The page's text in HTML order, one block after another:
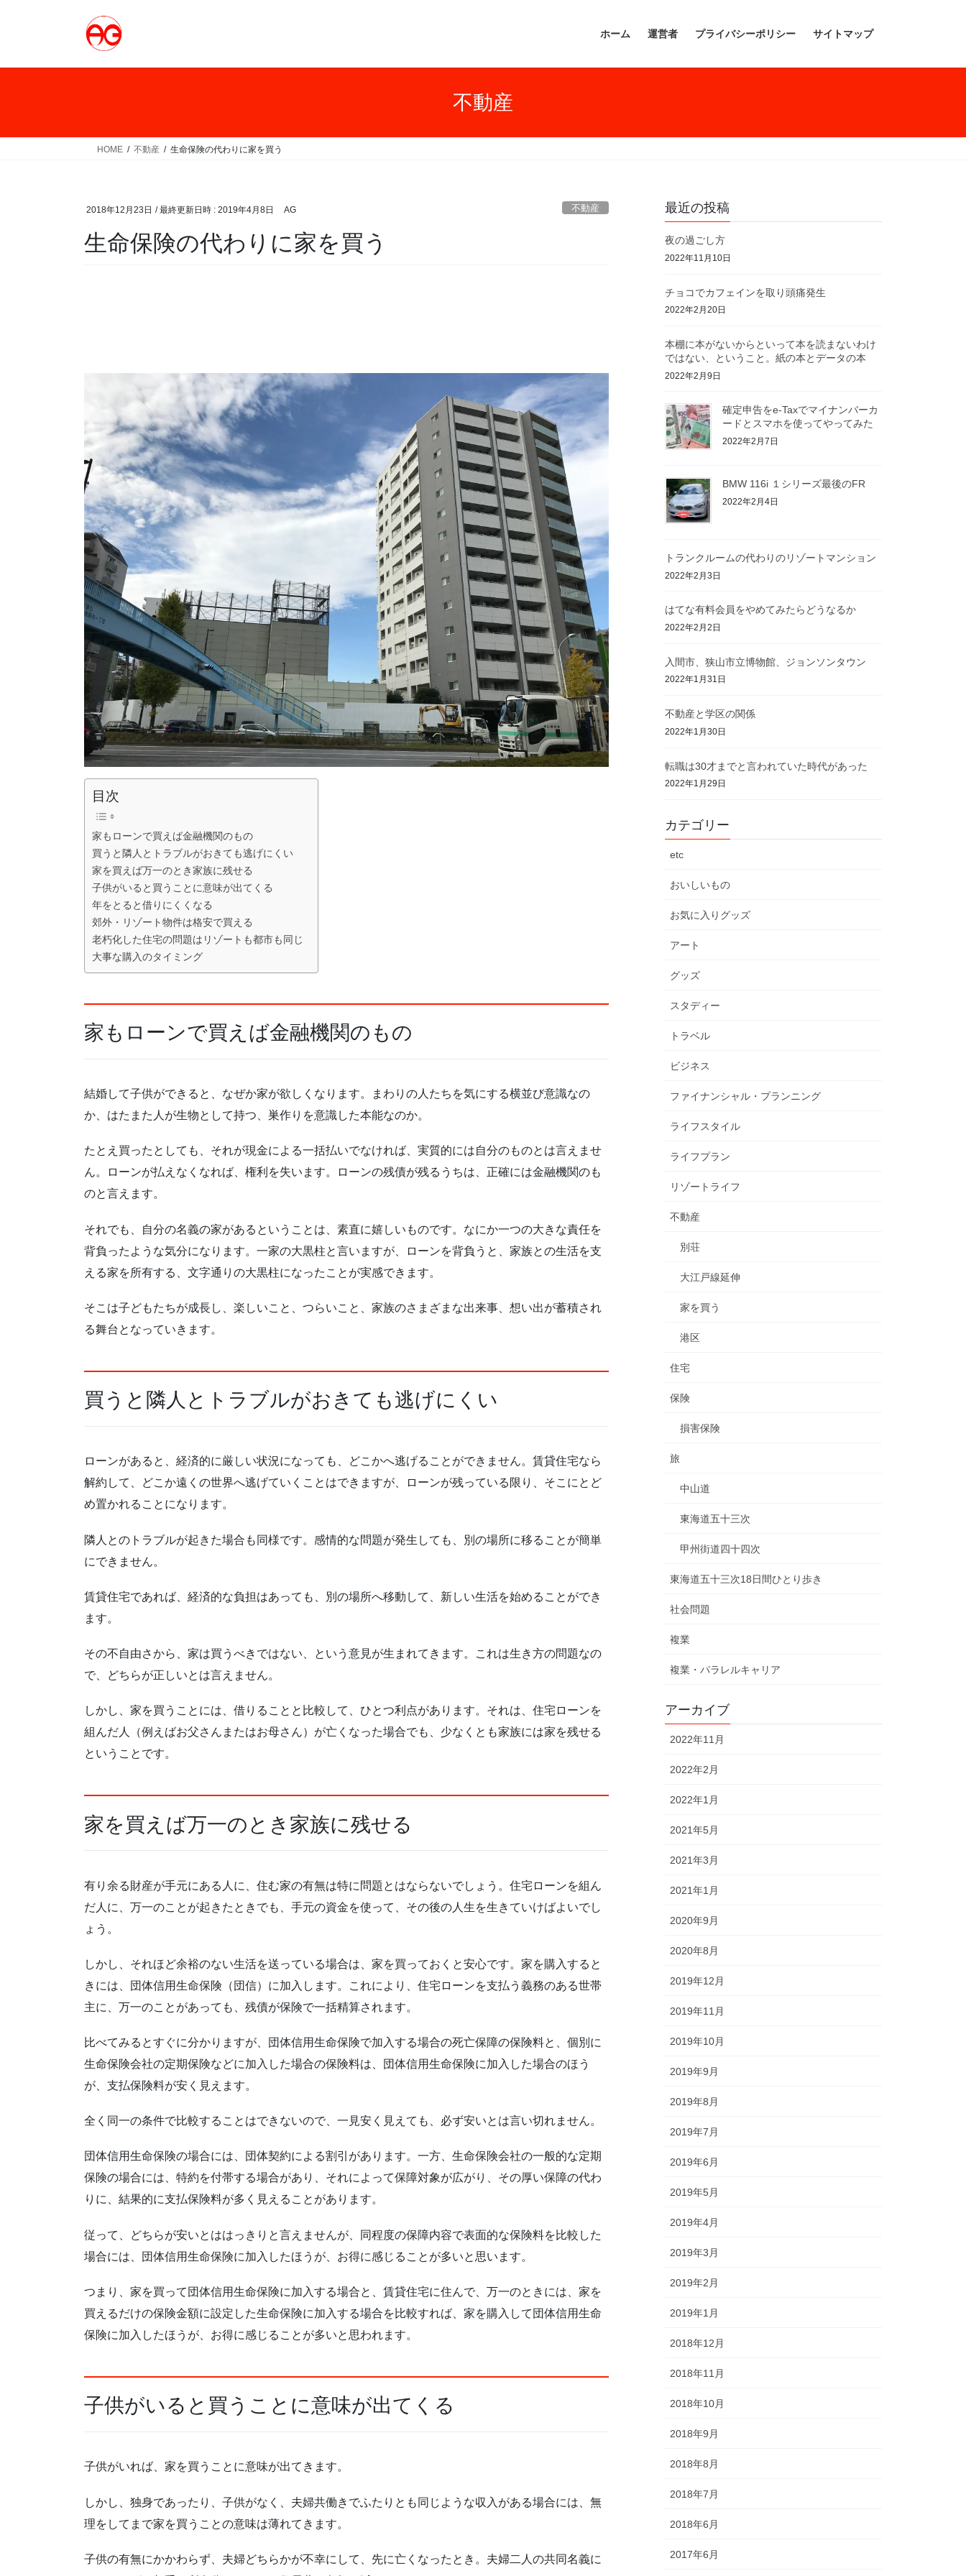
ホーム 運営者 プライバシーポリシー サイトマップ
不動産
HOME 不動産 生命保険の代わりに家を買う
2018年12月23日 / 最終更新日時 : 2019年4月8日 AG 不動産
生命保険の代わりに家を買う
目次
家もローンで買えば金融機関のもの
買うと隣人とトラブルがおきても逃げにくい
家を買えば万一のとき家族に残せる
子供がいると買うことに意味が出てくる
年をとると借りにくくなる
郊外・リゾート物件は格安で買える
老朽化した住宅の問題はリゾートも都市も同じ
大事な購入のタイミング
家もローンで買えば金融機関のもの
結婚して子供ができると、なぜか家が欲しくなります。まわりの人たちを気にする横並び意識なの
か、はたまた人が生物として持つ、巣作りを意識した本能なのか。
たとえ買ったとしても、それが現金による一括払いでなければ、実質的には自分のものとは言えませ
ん。ローンが払えなくなれば、権利を失います。ローンの残債が残るうちは、正確には金融機関のも
のと言えます。
それでも、自分の名義の家があるということは、素直に嬉しいものです。なにか一つの大きな責任を
背負ったような気分になります。一家の大黒柱と言いますが、ローンを背負うと、家族との生活を支
える家を所有する、文字通りの大黒柱になったことが実感できます。
そこは子どもたちが成長し、楽しいこと、つらいこと、家族のさまざまな出来事、想い出が蓄積され
る舞台となっていきます。
買うと隣人とトラブルがおきても逃げにくい
ローンがあると、経済的に厳しい状況になっても、どこかへ逃げることができません。賃貸住宅なら
解約して、どこか遠くの世界へ逃げていくことはできますが、ローンが残っている限り、そこにとど
め置かれることになります。
隣人とのトラブルが起きた場合も同様です。感情的な問題が発生しても、別の場所に移ることが簡単
にできません。
賃貸住宅であれば、経済的な負担はあっても、別の場所へ移動して、新しい生活を始めることができ
ます。
その不自由さから、家は買うべきではない、という意見が生まれてきます。これは生き方の問題なの
で、どちらが正しいとは言えません。
しかし、家を買うことには、借りることと比較して、ひとつ利点があります。それは、住宅ローンを
組んだ人（例えばお父さんまたはお母さん）が亡くなった場合でも、少なくとも家族には家を残せる
ということです。
家を買えば万一のとき家族に残せる
有り余る財産が手元にある人に、住む家の有無は特に問題とはならないでしょう。住宅ローンを組ん
だ人に、万一のことが起きたときでも、手元の資金を使って、その後の人生を生きていけばよいでし
ょう。
しかし、それほど余裕のない生活を送っている場合は、家を買っておくと安心です。家を購入すると
きには、団体信用生命保険（団信）に加入します。これにより、住宅ローンを支払う義務のある世帯
主に、万一のことがあっても、残債が保険で一括精算されます。
比べてみるとすぐに分かりますが、団体信用生命保険で加入する場合の死亡保障の保険料と、個別に
生命保険会社の定期保険などに加入した場合の保険料は、団体信用生命保険に加入した場合のほう
が、支払保険料が安く見えます。
全く同一の条件で比較することはできないので、一見安く見えても、必ず安いとは言い切れません。
団体信用生命保険の場合には、団体契約による割引があります。一方、生命保険会社の一般的な定期
保険の場合には、特約を付帯する場合があり、それによって保障対象が広がり、その厚い保障の代わ
りに、結果的に支払保険料が多く見えることがあります。
従って、どちらが安いとははっきりと言えませんが、同程度の保障内容で表面的な保険料を比較した
場合には、団体信用生命保険に加入したほうが、お得に感じることが多いと思います。
つまり、家を買って団体信用生命保険に加入する場合と、賃貸住宅に住んで、万一のときには、家を
買えるだけの保険金額に設定した生命保険に加入する場合を比較すれば、家を購入して団体信用生命
保険に加入したほうが、お得に感じることが多いと思われます。
子供がいると買うことに意味が出てくる
子供がいれば、家を買うことに意味が出てきます。
しかし、独身であったり、子供がなく、夫婦共働きでふたりとも同じような収入がある場合には、無
理をしてまで家を買うことの意味は薄れてきます。
子供の有無にかかわらず、夫婦どちらかが不幸にして、先に亡くなったとき。夫婦二人の共同名義に
最近の投稿
夜の過ごし方
2022年11月10日
チョコでカフェインを取り頭痛発生
2022年2月20日
本棚に本がないからといって本を読まないわけ
ではない、ということ。紙の本とデータの本
2022年2月9日
確定申告をe-Taxでマイナンバーカ
ードとスマホを使ってやってみた
2022年2月7日
BMW 116i １シリーズ最後のFR
2022年2月4日
トランクルームの代わりのリゾートマンション
2022年2月3日
はてな有料会員をやめてみたらどうなるか
2022年2月2日
入間市、狭山市立博物館、ジョンソンタウン
2022年1月31日
不動産と学区の関係
2022年1月30日
転職は30才までと言われていた時代があった
2022年1月29日
カテゴリー
etc
おいしいもの
お気に入りグッズ
アート
グッズ
スタディー
トラベル
ビジネス
ファイナンシャル・プランニング
ライフスタイル
ライフプラン
リゾートライフ
不動産
別荘
大江戸線延伸
家を買う
港区
住宅
保険
損害保険
旅
中山道
東海道五十三次
甲州街道四十四次
東海道五十三次18日間ひとり歩き
社会問題
複業
複業・パラレルキャリア
アーカイブ
2022年11月
2022年2月
2022年1月
2021年5月
2021年3月
2021年1月
2020年9月
2020年8月
2019年12月
2019年11月
2019年10月
2019年9月
2019年8月
2019年7月
2019年6月
2019年5月
2019年4月
2019年3月
2019年2月
2019年1月
2018年12月
2018年11月
2018年10月
2018年9月
2018年8月
2018年7月
2018年6月
2017年6月